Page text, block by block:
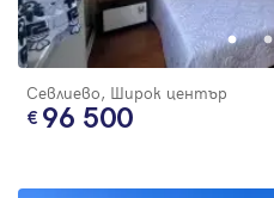
Севлиево, Широк център
96 500